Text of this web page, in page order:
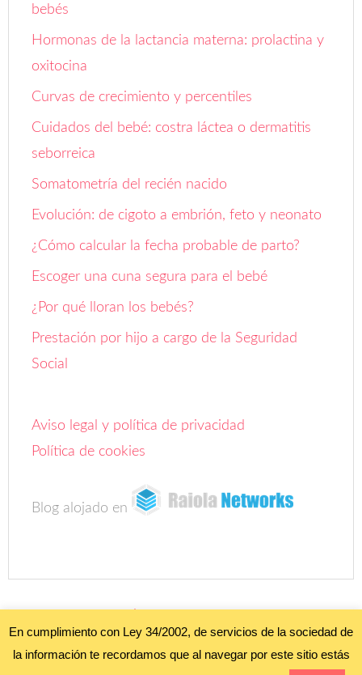
bebés
Hormonas de la lactancia materna: prolactina y
oxitocina
Curvas de crecimiento y percentiles
Cuidados del bebé: costra láctea o dermatitis
seborreica
Somatometría del recién nacido
Evolución: de cigoto a embrión, feto y neonato
¿Cómo calcular la fecha probable de parto?
Escoger una cuna segura para el bebé
¿Por qué lloran los bebés?
Prestación por hijo a cargo de la Seguridad
Social
Aviso legal y política de privacidad
Política de cookies
Blog alojado en
POLÍTICA DE PRIVACIDAD"; POLÍTICA DE COOKIES •
En cumplimiento con Ley 34/2002, de servicios de la sociedad de
la información te recordamos que al navegar por este sitio estás